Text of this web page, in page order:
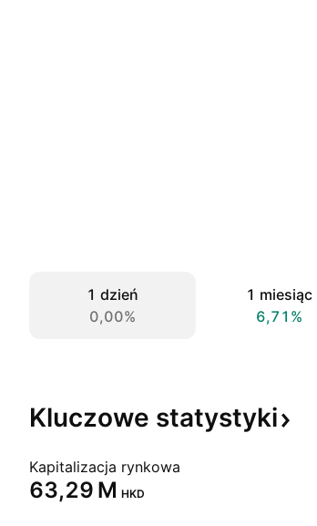
1 dzień
0,00%
1 miesiąc
6,71%
Kluczowe statystyki
Kapitalizacja rynkowa
‪63,29 M‬ HKD